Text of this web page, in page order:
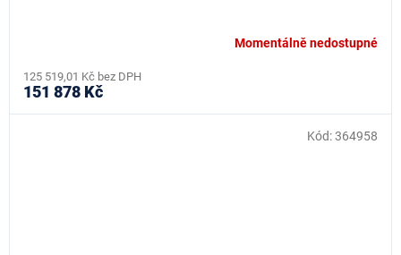
Momentálně nedostupné
125 519,01 Kč bez DPH
151 878 Kč
Kód:364958